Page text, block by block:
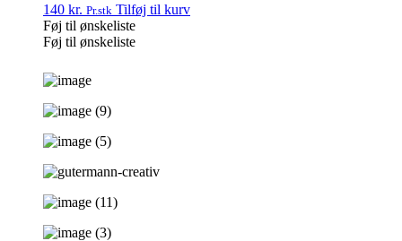
140 kr. Pr.stk Tilføj til kurv
Føj til ønskeliste
Føj til ønskeliste